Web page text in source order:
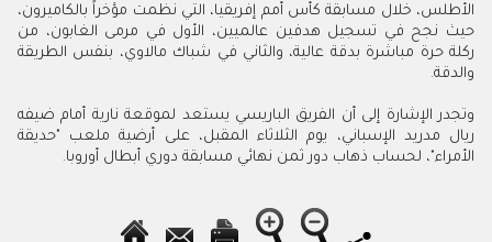
الأطلس، خلال مسابقة كأس أمم إفريقيا، التي نظمت مؤخراً بالكاميرون،
حيث نجح في تسجيل هدفين عالميين، الأول في مرمى الغابون، من
ركلة حرة مباشرة بدقة عالية، والثاني في شباك مالاوي، بنفس الطريقة
والدقة.
وتجدر الإشارة إلى أن الفريق الباريسي يستعد لموقعة نارية أمام ضيفه
ريال مدريد الإسباني، يوم الثلاثاء المقبل، على أرضية ملعب "حديقة
الأمراء"، لحساب ذهاب دور ثمن نهائي مسابقة دوري أبطال أوروبا.